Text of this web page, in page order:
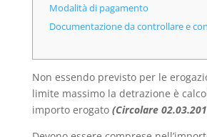
Modalità di pagamento
Documentazione da controllare e
Non essendo previsto per le
limite massimo la detrazione è
importo erogato (Circolare